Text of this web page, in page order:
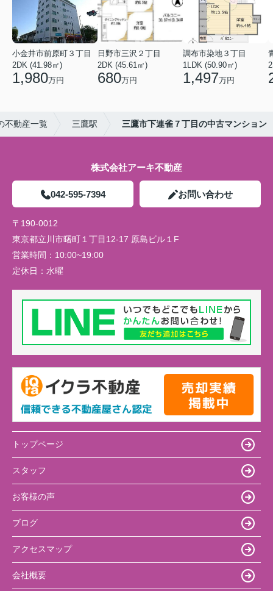
小金井市前原町３丁目
2DK (41.98㎡)
1,980万円
日野市三沢２丁目
2DK (45.61㎡)
680万円
調布市染地３丁目
1LDK (50.90㎡)
1,497万円
不動産一覧 三鷹駅 三鷹市下連雀７丁目の中古マンション
株式会社アーキ不動産
042-595-7394 お問い合わせ
〒190-0012
東京都立川市曙町１丁目12-17 原島ビル１F
営業時間： 10:00~19:00
定休日： 水曜
トップページ
スタッフ
お客様の声
ブログ
アクセスマップ
会社概要